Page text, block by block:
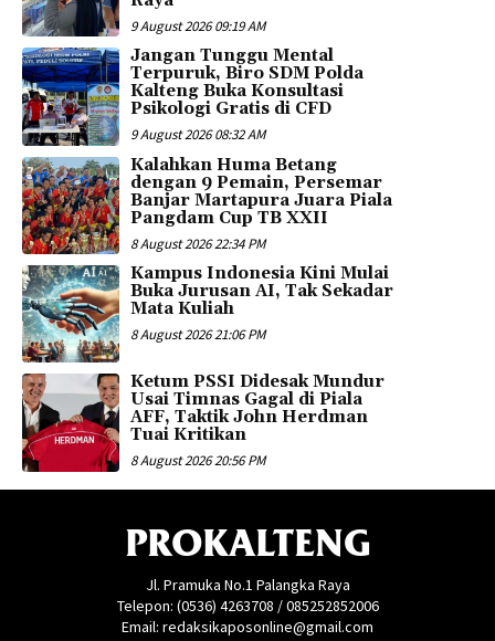
9 August 2026 09:19 AM
Jangan Tunggu Mental
Terpuruk, Biro SDM Polda
Kalteng Buka Konsultasi
Psikologi Gratis di CFD
9 August 2026 08:32 AM
Kalahkan Huma Betang
dengan 9 Pemain, Persemar
Banjar Martapura Juara Piala
Pangdam Cup TB XXII
8 August 2026 22:34 PM
Kampus Indonesia Kini Mulai
Buka Jurusan AI, Tak Sekadar
Mata Kuliah
8 August 2026 21:06 PM
Ketum PSSI Didesak Mundur
Usai Timnas Gagal di Piala
AFF, Taktik John Herdman
Tuai Kritikan
8 August 2026 20:56 PM
PROKALTENG
Jl. Pramuka No.1 Palangka Raya
Telepon: (0536) 4263708 / 085252852006
Email: redaksikaposonline@gmail.com